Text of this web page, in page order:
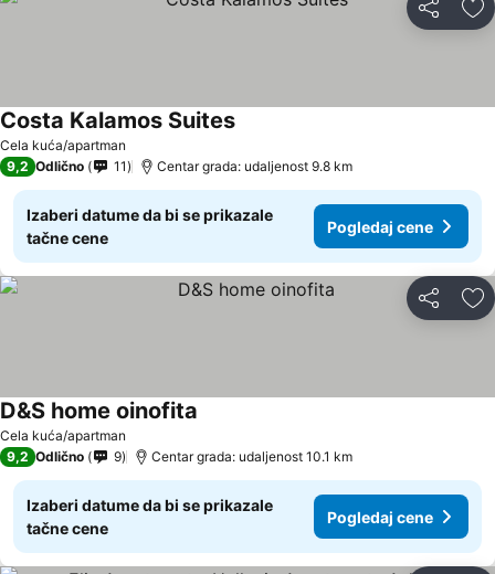
Deli
Cela kuća/apartman
Costa Kalamos Suites
9,2 Odlično 11 Centar grada: udaljenost 9.8 km
Izaberi datume da bi se prikazale
tačne cene
Pogledaj cene
Deli
Cela kuća/apartman
D&S home oinofita
9,2 Odlično 9 Centar grada: udaljenost 10.1 km
Izaberi datume da bi se prikazale
tačne cene
Pogledaj cene